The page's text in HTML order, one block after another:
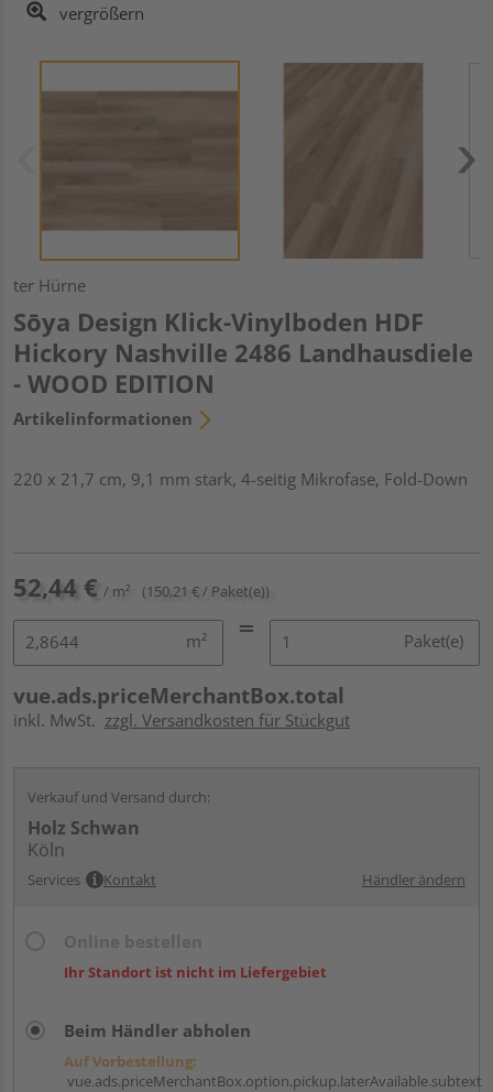
vergrößern
ter Hürne
Sōya Design Klick-Vinylboden HDF
Hickory Nashville 2486 Landhausdiele
- WOOD EDITION
Artikelinformationen
220 x 21,7 cm, 9,1 mm stark, 4-seitig Mikrofase, Fold-Down
52,44 € / m² (150,21 € / Paket(e))
m² Paket(e)
vue.ads.priceMerchantBox.total
inkl. MwSt. zzgl. Versandkosten für Stückgut
Verkauf und Versand durch:
Holz Schwan
Köln
Services Kontakt Händler ändern
Ihr Standort ist nicht im Liefergebiet
Beim Händler abholen
Auf Vorbestellung:
vue.ads.priceMerchantBox.option.pickup.laterAvailable.subtext